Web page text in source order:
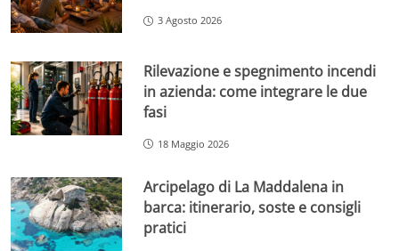
3 Agosto 2026
Rilevazione e spegnimento incendi
in azienda: come integrare le due
fasi
18 Maggio 2026
Arcipelago di La Maddalena in
barca: itinerario, soste e consigli
pratici